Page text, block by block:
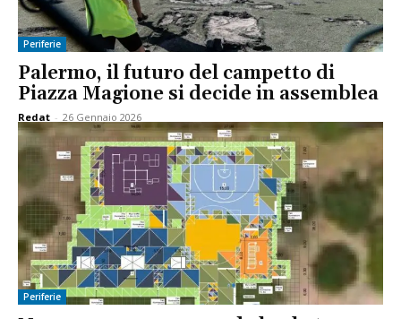
Periferie
Palermo, il futuro del campetto di
Piazza Magione si decide in assemblea
Redat - 26 Gennaio 2026
Periferie